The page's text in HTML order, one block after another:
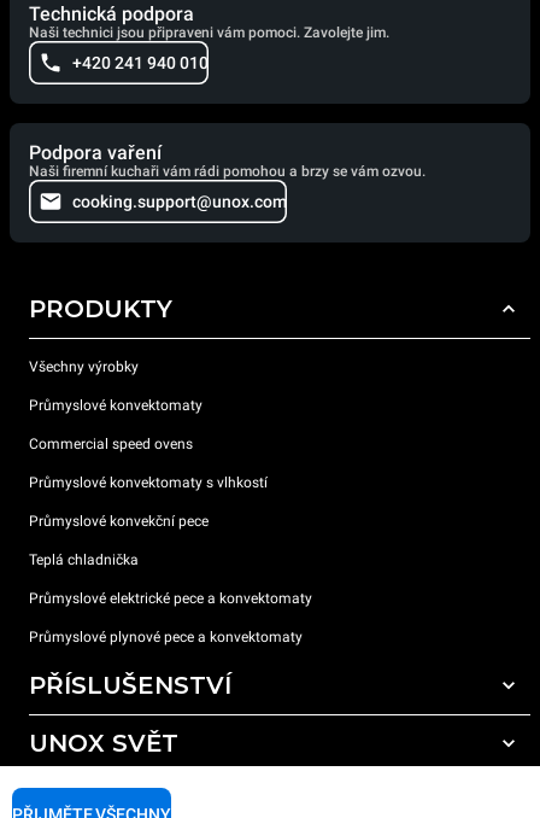
Technická podpora
Naši technici jsou připraveni vám pomoci. Zavolejte jim.
+420 241 940 010
Podpora vaření
Naši firemní kuchaři vám rádi pomohou a brzy se vám ozvou.
cooking.support@unox.com
PRODUKTY
Všechny výrobky
Průmyslové konvektomaty
Commercial speed ovens
Průmyslové konvektomaty s vlhkostí
Průmyslové konvekční pece
Teplá chladnička
Průmyslové elektrické pece a konvektomaty
Průmyslové plynové pece a konvektomaty
PŘÍSLUŠENSTVÍ
Všechna příslušenství
UNOX SVĚT
Naše pobočky po celém světě
PODPORA